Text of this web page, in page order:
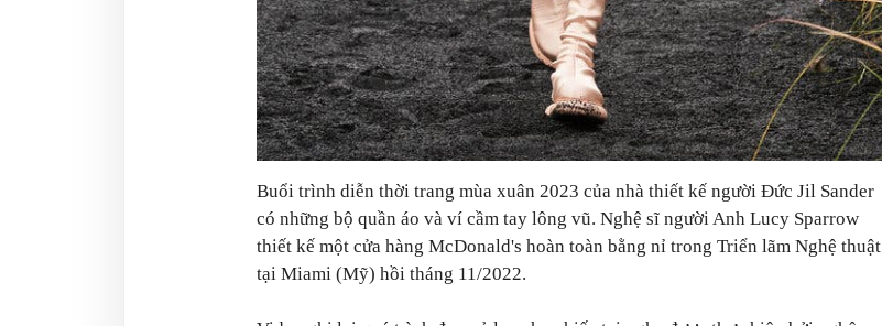
Buổi trình diễn thời trang mùa xuân 2023 của nhà thiết kế người Đức Jil Sander
có những bộ quần áo và ví cầm tay lông vũ. Nghệ sĩ người Anh Lucy Sparrow
thiết kế một cửa hàng McDonald's hoàn toàn bằng nỉ trong Triển lãm Nghệ thuật
tại Miami (Mỹ) hồi tháng 11/2022.